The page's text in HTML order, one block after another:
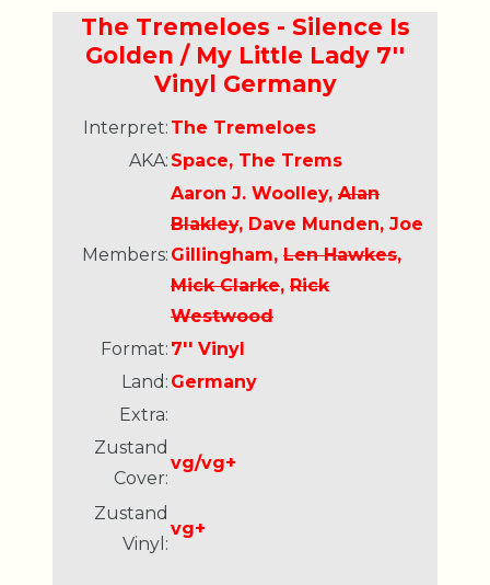
The Tremeloes - Silence Is
Golden / My Little Lady 7''
Vinyl Germany
Interpret: The Tremeloes
AKA: Space, The Trems
Members:
Aaron J. Woolley, Alan
Blakley, Dave Munden, Joe
Gillingham, Len Hawkes,
Mick Clarke, Rick
Westwood
Format: 7'' Vinyl
Land: Germany
Extra:
Zustand
Cover:
vg/vg+
Zustand
Vinyl:
vg+